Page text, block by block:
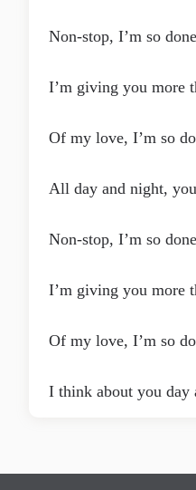
Non-stop, I’m so
I’m giving you more
Of my love, I’m so
All day and night,
Non-stop, I’m so
I’m giving you more
Of my love, I’m so
I think about you